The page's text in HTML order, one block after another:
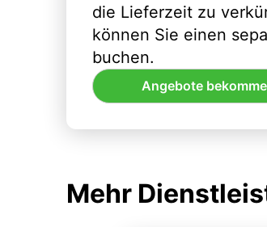
die Lieferzeit zu
können Sie einen
buchen.
Angebote
Mehr